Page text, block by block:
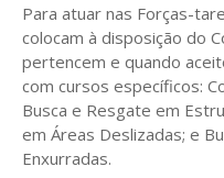
Para atuar nas Forças-
colocam à disposição do
pertencem e quando
com cursos específicos:
Busca e Resgate em
em Áreas Deslizadas; e
Enxurradas.